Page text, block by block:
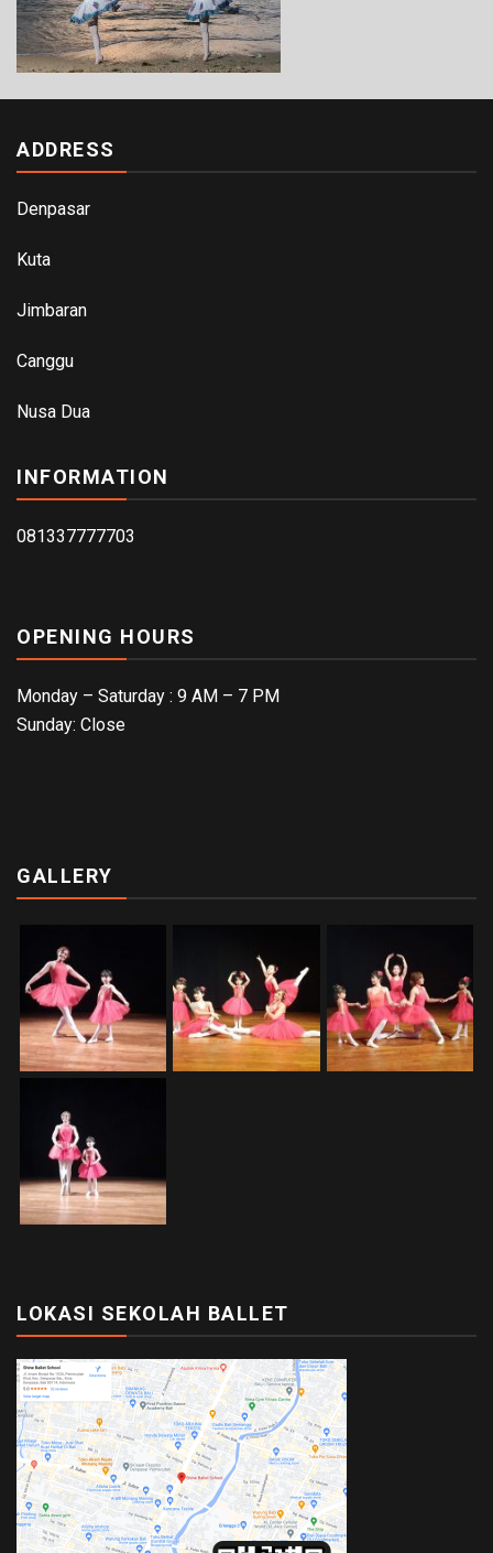
ADDRESS
Denpasar
Kuta
Jimbaran
Canggu
Nusa Dua
INFORMATION
081337777703
OPENING HOURS
Monday – Saturday : 9 AM – 7 PM
Sunday: Close
GALLERY
LOKASI SEKOLAH BALLET